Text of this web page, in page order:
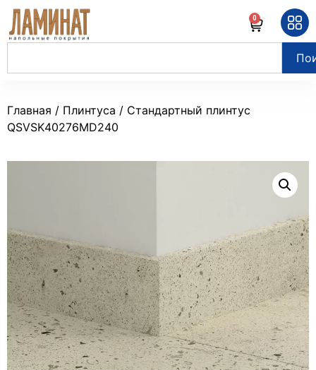
0
Главная / Плинтуса / Стандартный плинтус
QSVSK40276MD240